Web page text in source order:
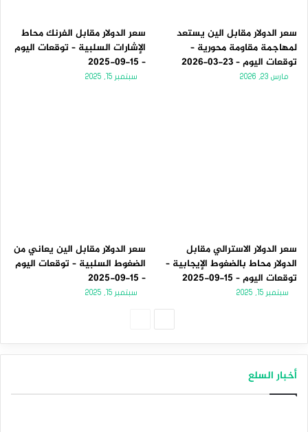
سعر الدولار مقابل الين يستعد
لمهاجمة مقاومة محورية –
توقعات اليوم – 23-03-2026
مارس 23, 2026
سعر الدولار مقابل الفرنك محاط
الإشارات السلبية – توقعات اليوم
– 15-09-2025
سبتمبر 15, 2025
سعر الدولار الاسترالي مقابل
الدولار محاط بالضغوط الإيجابية –
توقعات اليوم – 15-09-2025
سبتمبر 15, 2025
سعر الدولار مقابل الين يعاني من
الضغوط السلبية – توقعات اليوم
– 15-09-2025
سبتمبر 15, 2025
أخبار السلع